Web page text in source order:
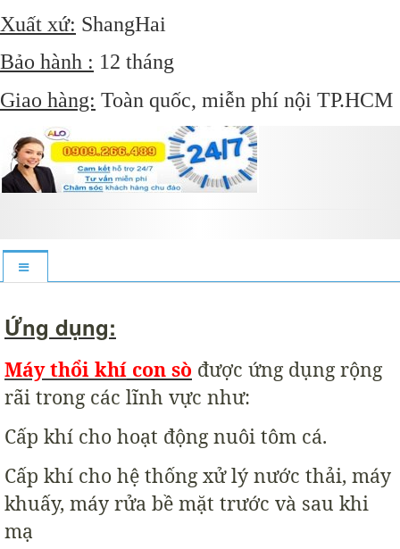
Xuất xứ: ShangHai
Bảo hành : 12 tháng
Giao hàng: Toàn quốc, miễn phí nội TP.HCM
Ứng dụng:
Máy thổi khí con sò được ứng dụng rộng
rãi trong các lĩnh vực như:
Cấp khí cho hoạt động nuôi tôm cá.
Cấp khí cho hệ thống xử lý nước thải, máy
khuấy, máy rửa bề mặt trước và sau khi
mạ